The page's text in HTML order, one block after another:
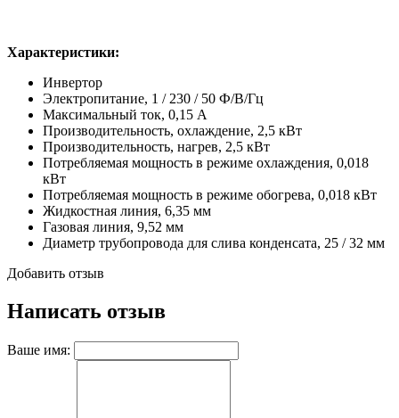
Характеристики:
Инвертор
Электропитание, 1 / 230 / 50 Ф/В/Гц
Максимальный ток, 0,15 А
Производительность, охлаждение, 2,5 кВт
Производительность, нагрев, 2,5 кВт
Потребляемая мощность в режиме охлаждения, 0,018
кВт
Потребляемая мощность в режиме обогрева, 0,018 кВт
Жидкостная линия, 6,35 мм
Газовая линия, 9,52 мм
Диаметр трубопровода для слива конденсата, 25 / 32 мм
Добавить отзыв
Написать отзыв
Ваше имя: